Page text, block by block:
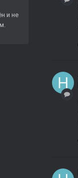
и не